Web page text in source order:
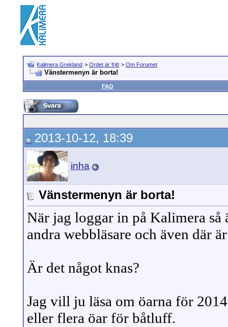
Kalimera Grekland > Ordet är fritt > Om Forumet
Vänstermenyn är borta!
FAQ
2013-10-12, 18:39
inha
Vänstermenyn är borta!
När jag loggar in på Kalimera
andra webbläsare och även där
Är det något knas?
Jag vill ju läsa om öarna för
eller flera öar för båtluff.